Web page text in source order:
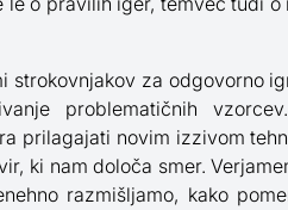
za odgovorno
problematičnih
prilagajati novim izzivom
ki nam določa smer.
razmišljamo, kako